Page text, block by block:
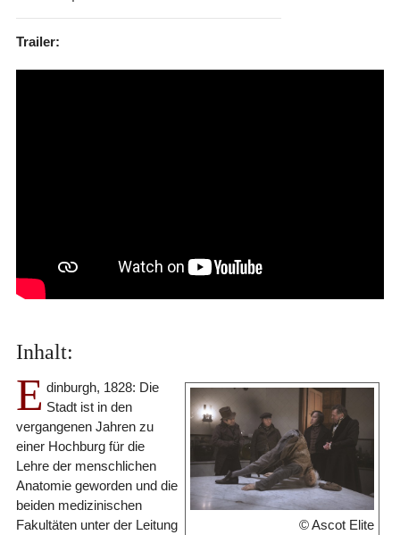
Trailer:
Inhalt:
© Ascot Elite
E dinburgh, 1828: Die
Stadt ist in den
vergangenen Jahren zu
einer Hochburg für die
Lehre der menschlichen
Anatomie geworden und die
beiden medizinischen
Fakultäten unter der Leitung